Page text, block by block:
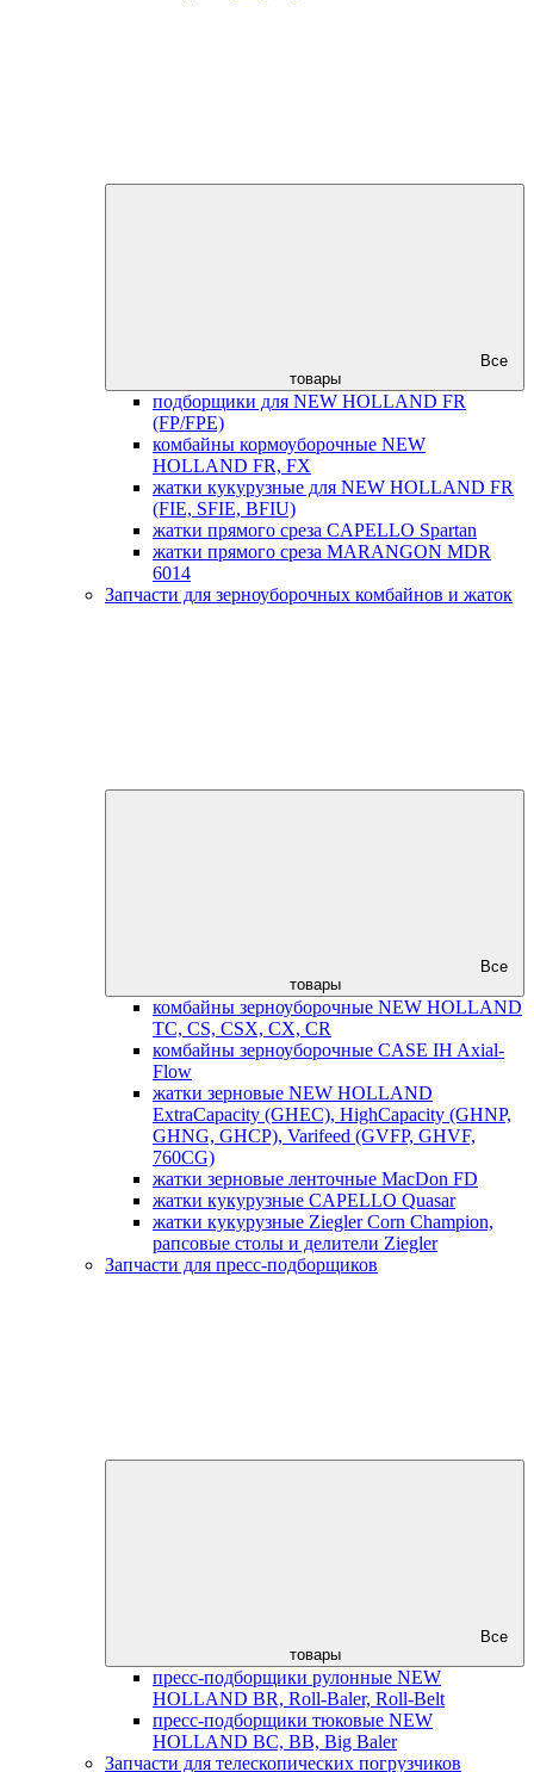
Все
товары
подборщики для NEW HOLLAND FR
(FP/FPE)
комбайны кормоуборочные NEW
HOLLAND FR, FX
жатки кукурузные для NEW HOLLAND FR
(FIE, SFIE, BFIU)
жатки прямого среза CAPELLO Spartan
жатки прямого среза MARANGON MDR
6014
Запчасти для зерноуборочных комбайнов и жаток
Все
товары
комбайны зерноуборочные NEW HOLLAND
TC, CS, CSX, CX, CR
комбайны зерноуборочные CASE IH Axial-
Flow
жатки зерновые NEW HOLLAND
ExtraCapacity (GHEC), HighCapacity (GHNP,
GHNG, GHCP), Varifeed (GVFP, GHVF,
760CG)
жатки зерновые ленточные MacDon FD
жатки кукурузные CAPELLO Quasar
жатки кукурузные Ziegler Corn Champion,
рапсовые столы и делители Ziegler
Запчасти для пресс-подборщиков
Все
товары
пресс-подборщики рулонные NEW
HOLLAND BR, Roll-Baler, Roll-Belt
пресс-подборщики тюковые NEW
HOLLAND BC, BB, Big Baler
Запчасти для телескопических погрузчиков